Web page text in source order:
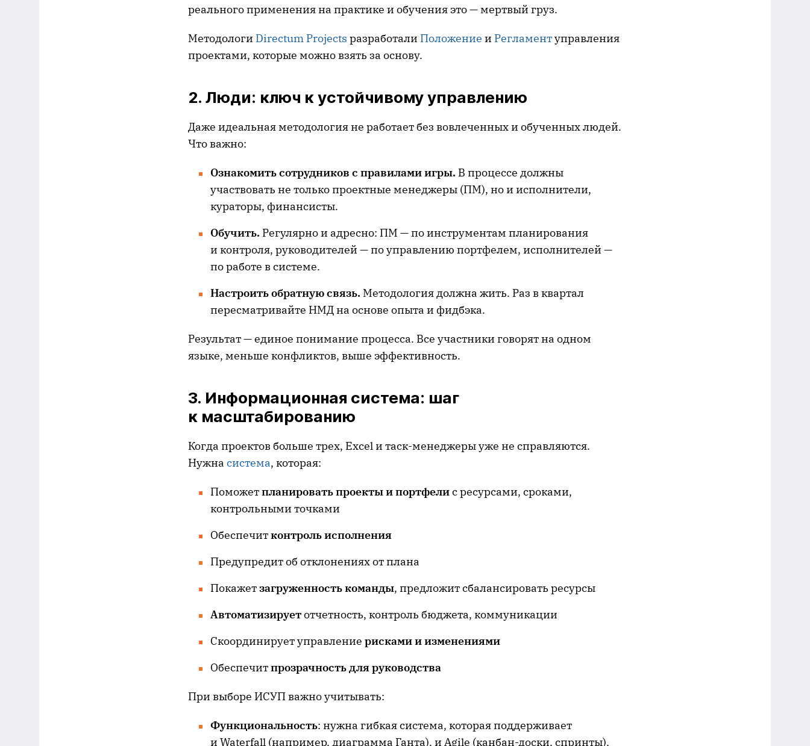
реального применения на практике и обучения это — мертвый груз.
Методологи Dirесtum Projects разработали Положение и Регламентуправления
проектами, которые можно взять за основу.
2. Люди: ключ к устойчивому управлению
Даже идеальная методология не работает без вовлеченных и обученных людей.
Что важно:
Ознакомить сотрудников с правилами игры. В процессе должны
участвовать не только проектные менеджеры (ПМ), но и исполнители,
кураторы, финансисты.
Обучить. Регулярно и адресно: ПМ — по инструментам планирования
и контроля, руководителей — по управлению портфелем, исполнителей —
по работе в системе.
Настроить обратную связь. Методология должна жить. Раз в квартал
пересматривайте НМД на основе опыта и фидбэка.
Результат — единое понимание процесса. Все участники говорят на одном
языке, меньше конфликтов, выше эффективность.
3. Информационная система: шаг
к масштабированию
Когда проектов больше трех, Excel и таск-менеджеры уже не справляются.
Нужна система, которая:
Поможетпланировать проекты и портфелис ресурсами, сроками,
контрольными точками
Обеспечитконтроль исполнения
Предупредит об отклонениях от плана
Покажетзагруженность команды, предложит сбалансировать ресурсы
Автоматизируетотчетность, контроль бюджета, коммуникации
Скоординирует управление рисками и изменениями
Обеспечитпрозрачность для руководства
При выборе ИСУП важно учитывать:
Функциональность: нужна гибкая система, которая поддерживает
и Waterfall (например, диаграмма Ганта), и Agile (канбан-доски, спринты).